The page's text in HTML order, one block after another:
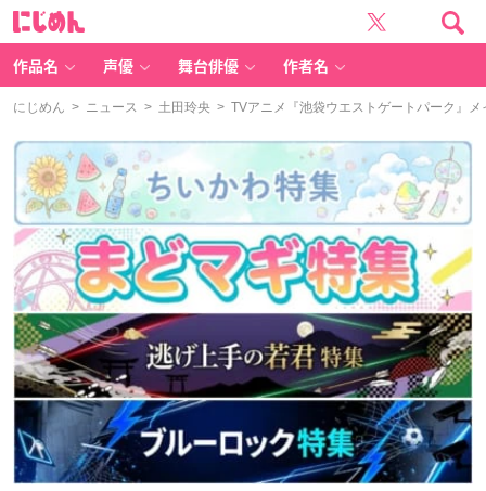
作品名 声優 舞台俳優 作者名
にじめん > ニュース > 土田玲央 > TVアニメ『池袋ウエストゲートパーク』